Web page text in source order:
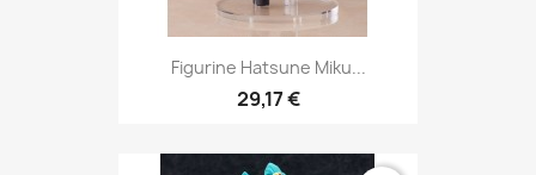
Figurine Hatsune Miku...
29,17 €